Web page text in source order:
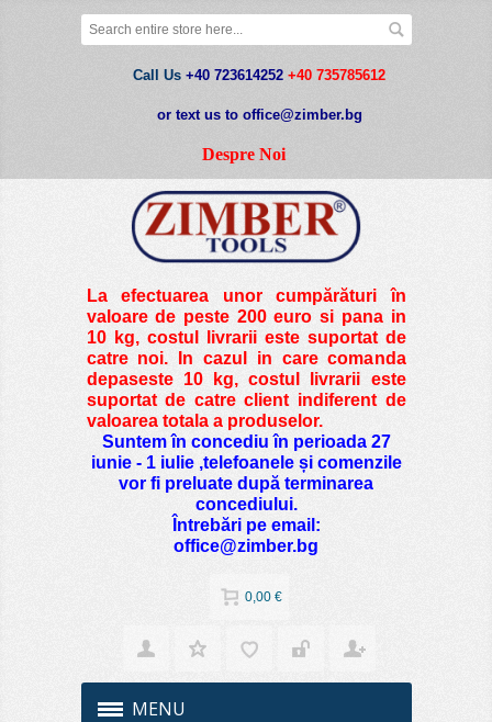
Call Us +40 723614252 +40 735785612
or text us to office@zimber.bg
Despre Noi
La efectuarea unor cumpărături în
valoare de peste200 euro si pana in
10 kg, costul livrarii este suportat de
catre noi. In cazul in care comanda
depaseste 10 kg, costul livrarii este
suportat de catre client indiferent de
valoarea totala a produselor.
Suntem în concediu în perioada 27
iunie - 1 iulie ,telefoanele și comenzile
vor fi preluate după terminarea
concediului.
Întrebări pe email:
office@zimber.bg
0,00 €
MENU